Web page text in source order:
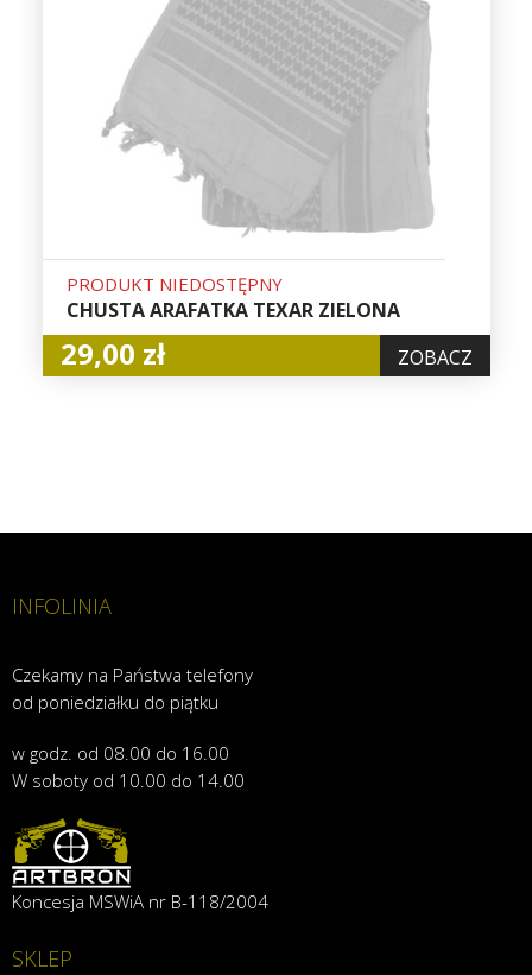
PRODUKT NIEDOSTĘPNY
CHUSTA ARAFATKA TEXAR ZIELONA
29,00 zł ZOBACZ
INFOLINIA
Czekamy na Państwa telefony
od poniedziałku do piątku
w godz. od 08.00 do 16.00
W soboty od 10.00 do 14.00
Koncesja MSWiA nr B-118/2004
SKLEP